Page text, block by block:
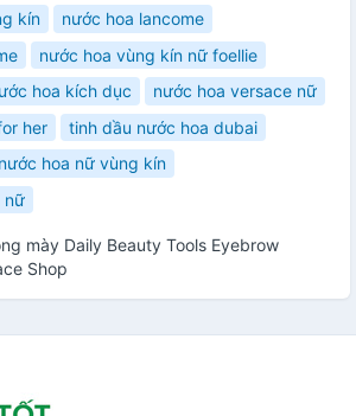
kín
nước hoa lancome
nước hoa vùng kín nữ foellie
hoa kích dục
nước hoa versace nữ
her
tinh dầu nước hoa dubai
nước hoa nữ vùng kín
nữ
mày Daily Beauty Tools Eyebrow
Shop